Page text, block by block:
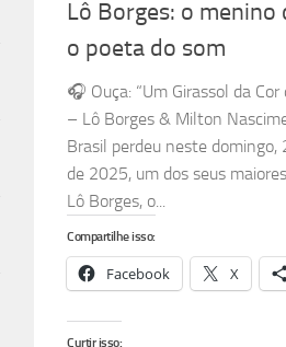
Lô Borges: o menino
o poeta do som
🎧 Ouça: “Um Girassol da Cor
– Lô Borges & Milton
Brasil perdeu neste domingo,
de 2025, um dos seus
Lô Borges, o...
Compartilhe isso:
Facebook X
Curtir isso: